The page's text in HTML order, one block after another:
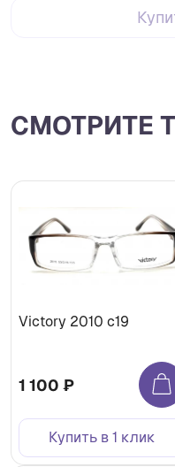
СМОТРИТЕ
Victory 2010 c19
1 100 ₽
Купить в 1 клик